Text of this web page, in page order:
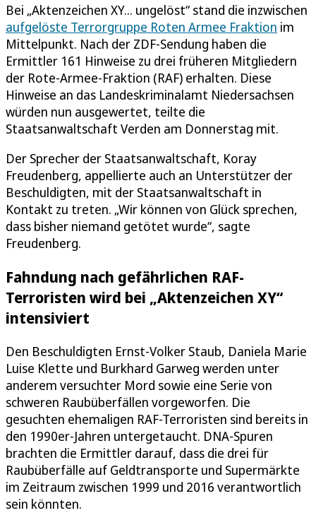
Bei „Aktenzeichen XY... ungelöst“ stand die inzwischen
aufgelöste Terrorgruppe Roten Armee Fraktion im
Mittelpunkt. Nach der ZDF-Sendung haben die
Ermittler 161 Hinweise zu drei früheren Mitgliedern
der Rote-Armee-Fraktion (RAF) erhalten. Diese
Hinweise an das Landeskriminalamt Niedersachsen
würden nun ausgewertet, teilte die
Staatsanwaltschaft Verden am Donnerstag mit.
Der Sprecher der Staatsanwaltschaft, Koray
Freudenberg, appellierte auch an Unterstützer der
Beschuldigten, mit der Staatsanwaltschaft in
Kontakt zu treten. „Wir können von Glück sprechen,
dass bisher niemand getötet wurde“, sagte
Freudenberg.
Fahndung nach gefährlichen RAF-
Terroristen wird bei „Aktenzeichen XY“
intensiviert
Den Beschuldigten Ernst-Volker Staub, Daniela Marie
Luise Klette und Burkhard Garweg werden unter
anderem versuchter Mord sowie eine Serie von
schweren Raubüberfällen vorgeworfen. Die
gesuchten ehemaligen RAF-Terroristen sind bereits in
den 1990er-Jahren untergetaucht. DNA-Spuren
brachten die Ermittler darauf, dass die drei für
Raubüberfälle auf Geldtransporte und Supermärkte
im Zeitraum zwischen 1999 und 2016 verantwortlich
sein könnten.